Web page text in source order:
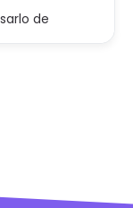
de